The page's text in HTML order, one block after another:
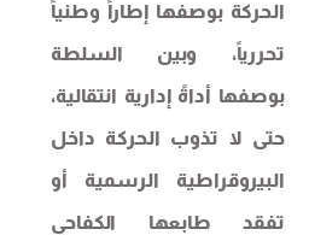
الحركة بوصفها إطاراً وطنياً
تحررياً، وبين السلطة
بوصفها أداةً إدارية انتقالية،
حتى لا تذوب الحركة داخل
البيروقراطية الرسمية أو
تفقد طابعها الكفاحي